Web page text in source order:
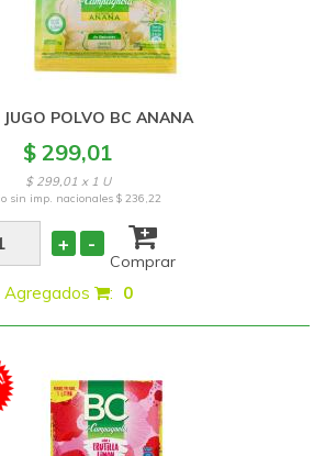
JUGO POLVO BC ANANA
$ 299,01
$ 299,01 x 1 U
sin imp. nacionales $ 236,22
+ -
Comprar
Agregados : 0